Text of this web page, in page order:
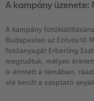
A kampány üzenete:
A kampány
Budapesten az Eötvös10
fotóanyagát Erberling
megtudtuk, mélyen
is érintett a témában,
elé került a szoptató